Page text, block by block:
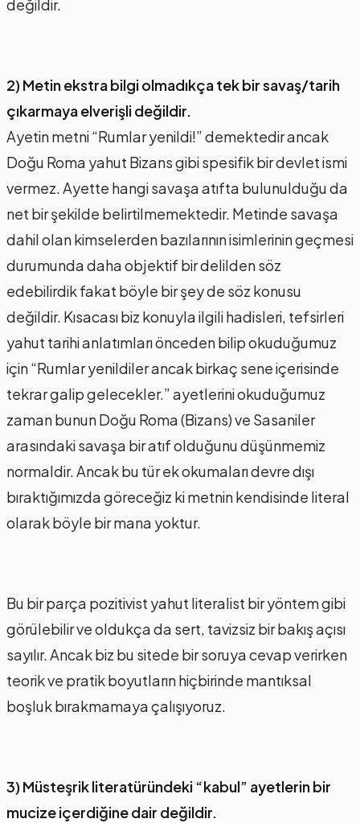
değildir.
2) Metin ekstra bilgi olmadıkça tek bir savaş/tarih
çıkarmaya elverişli değildir.
Ayetin metni “Rumlar yenildi!” demektedir ancak
Doğu Roma yahut Bizans gibi spesifik bir devlet ismi
vermez. Ayette hangi savaşa atıfta bulunulduğu da
net bir şekilde belirtilmemektedir. Metinde savaşa
dahil olan kimselerden bazılarının isimlerinin geçmesi
durumunda daha objektif bir delilden söz
edebilirdik fakat böyle bir şey de söz konusu
değildir. Kısacası biz konuyla ilgili hadisleri, tefsirleri
yahut tarihi anlatımları önceden bilip okuduğumuz
için “Rumlar yenildiler ancak birkaç sene içerisinde
tekrar galip gelecekler.” ayetlerini okuduğumuz
zaman bunun Doğu Roma (Bizans) ve Sasaniler
arasındaki savaşa bir atıf olduğunu düşünmemiz
normaldir. Ancak bu tür ek okumaları devre dışı
bıraktığımızda göreceğiz ki metnin kendisinde literal
olarak böyle bir mana yoktur.
Bu bir parça pozitivist yahut literalist bir yöntem gibi
görülebilir ve oldukça da sert, tavizsiz bir bakış açısı
sayılır. Ancak biz bu sitede bir soruya cevap verirken
teorik ve pratik boyutların hiçbirinde mantıksal
boşluk bırakmamaya çalışıyoruz.
3) Müsteşrik literatüründeki “kabul” ayetlerin bir
mucize içerdiğine dair değildir.